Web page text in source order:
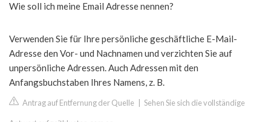
Wie soll ich meine Email Adresse nennen?
Verwenden Sie für Ihre persönliche geschäftliche E-Mail-
Adresse den Vor- und Nachnamen und verzichten Sie auf
unpersönliche Adressen. Auch Adressen mit den
Anfangsbuchstaben Ihres Namens, z. B.
Antrag auf Entfernung der Quelle Sehen Sie sich die vollständige